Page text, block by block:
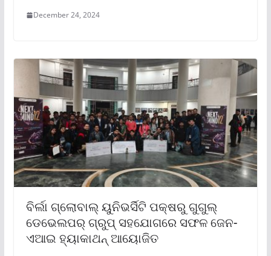
December 24, 2024
ବିର୍ଲା ଗ୍ଲୋବାଲ୍ ୟୁନିଭର୍ସିଟି ପକ୍ଷରୁ ଗୁଗୁଲ୍
ଡେଭେଲପର୍ ଗ୍ରୁପ୍ ସହଯୋଗରେ ସଫଳ ଜେନ-
ଏଆଇ ହ୍ୟାକାଥନ୍ ଆୟୋଜିତ